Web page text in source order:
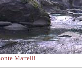
Martelli